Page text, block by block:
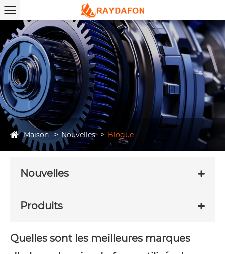
Maison Nouvelles Blogue
Nouvelles
Produits
Quelles sont les meilleures marques